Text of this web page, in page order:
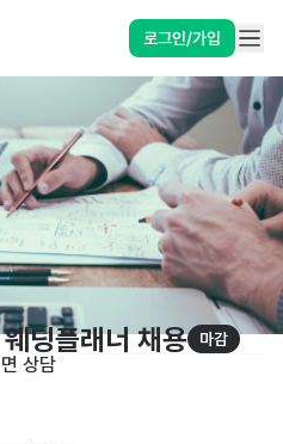
로그인/가입
딩플래너 채용 마감
상담